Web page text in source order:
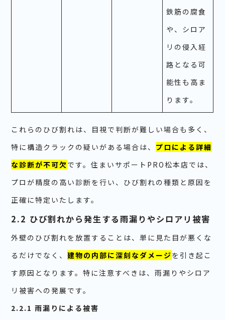
鉄筋の腐食
や、シロア
リの侵入経
路となる可
能性も高ま
ります。
これらのひび割れは、目視で判断が難しい場合も多く、
特に構造クラックの疑いがある場合は、 プロによる詳細
な診断が不可欠です。住まいサポートPRO松本店では、
プロが精度の高い診断を行い、ひび割れの種類と原因を
正確に特定いたします。
2.2 ひび割れから発生する雨漏りやシロアリ被害
外壁のひび割れを放置することは、単に見た目が悪くな
るだけでなく、建物の内部に深刻なダメージを引き起こ
す原因となります。特に注意すべきは、雨漏りやシロア
リ被害への発展です。
2.2.1 雨漏りによる被害